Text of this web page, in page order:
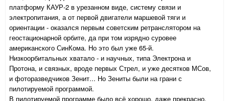
платформу КАУР-2 в урезанном виде, систему связи и
электропитания, а от первой двигатели маршевой тяги и
ориентации - оказался первым советским ретранслятором на
геостационарной орбите, да при том изрядно суровее
американского СинКома. Но это был уже 65-й.
Низкоорбитальных хватало - и научных, типа Электрона и
Протона, и связных, вроде первых Стрел, и уже десятков МСов,
и фоторазведчиков Зенит... Но Зениты были на грани с
пилотируемой программой.
В пилотируемой программе было всё хорошо, даже прекрасно.